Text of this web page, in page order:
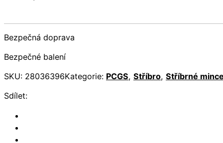
Bezpečná doprava
Bezpečné balení
SKU: 28036396Kategorie: PCGS, Stříbro, Stříbrné
Sdílet: